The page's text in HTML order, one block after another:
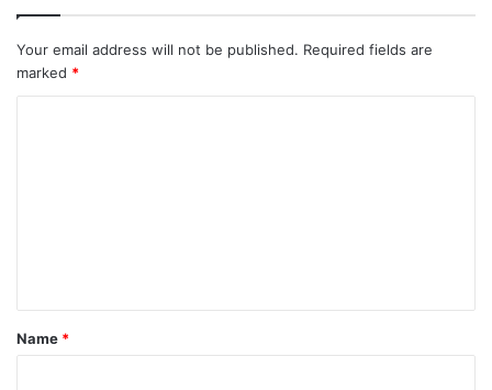
Your email address will not be published. Required fields are
marked *
t
*
Name *